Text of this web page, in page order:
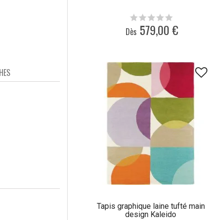
Dès 579,00 €
Tapis graphique laine tufté main
design Kaleido